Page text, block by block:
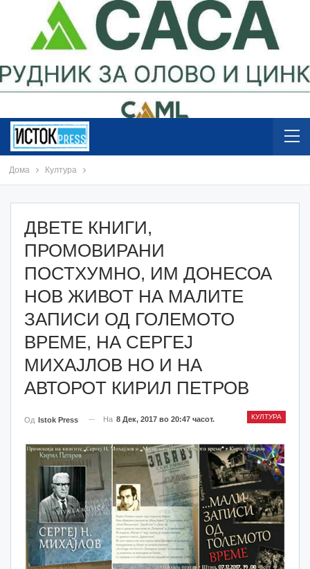
Дома Култура
ДВЕТЕ КНИГИ,
ПРОМОВИРАНИ
ПОСТХУМНО, ИМ ДОНЕСОА
НОВ ЖИВОТ НА МАЛИТЕ
ЗАПИСИ ОД ГОЛЕМОТО
ВРЕМЕ, НА СЕРГЕЈ
МИХАЈЛОВ НО И НА
АВТОРОТ КИРИЛ ПЕТРОВ
КУЛТУРА
Од Istok Press На 8 Дек, 2017 во 20:47 часот.